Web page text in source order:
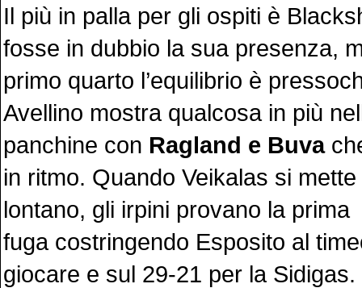
Il più in palla per gli ospiti è
fosse in dubbio la sua presenza,
primo quarto l’equilibrio è
Avellino mostra qualcosa in più
panchine con Ragland e Buva
in ritmo. Quando Veikalas si
lontano, gli irpini provano la prima
fuga costringendo Esposito al
giocare e sul 29-21 per la